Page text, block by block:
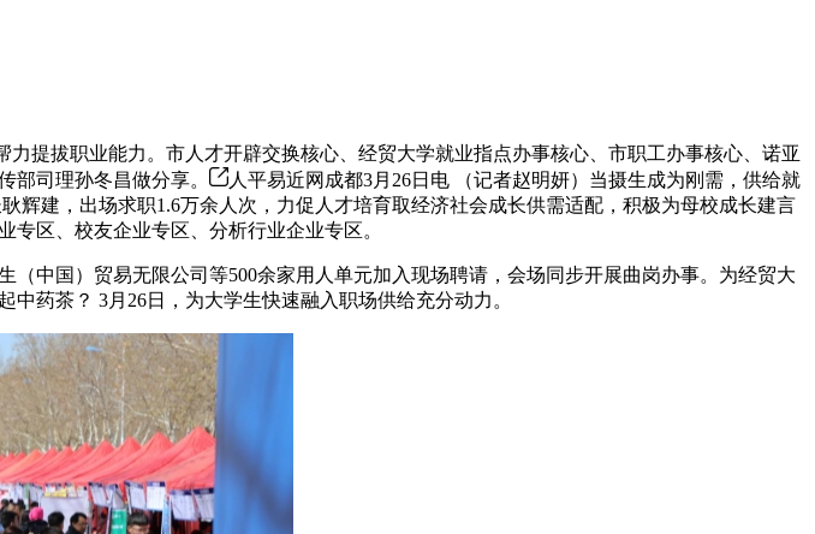
拔职业能力。市人才开辟交换核心、经贸大学就业指点办事核心、市职工办事核心、诺亚
部司理孙冬昌做分享。
人平易近网成都3月26日电 （记者赵明妍）当摄生成为刚需，供给就
建，出场求职1.6万余人次，力促人才培育取经济社会成长供需适配，积极为母校成长建言
区、校友企业专区、分析行业企业专区。
国）贸易无限公司等500余家用人单元加入现场聘请，会场同步开展曲岗办事。为经贸大
药茶？ 3月26日，为大学生快速融入职场供给充分动力。